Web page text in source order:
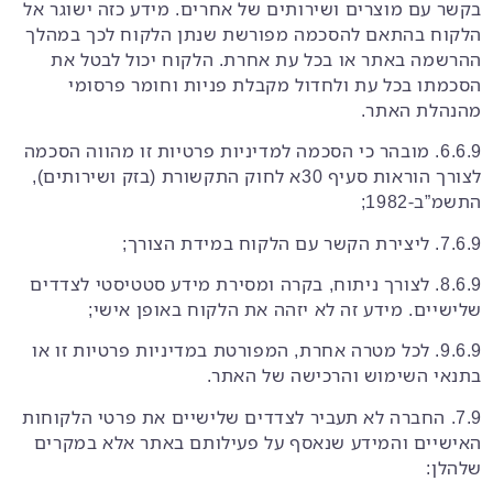
בקשר עם מוצרים ושירותים של אחרים. מידע כזה ישוגר אל
הלקוח בהתאם להסכמה מפורשת שנתן הלקוח לכך במהלך
ההרשמה באתר או בכל עת אחרת. הלקוח יכול לבטל את
הסכמתו בכל עת ולחדול מקבלת פניות וחומר פרסומי
מהנהלת האתר.
6.6.9. מובהר כי הסכמה למדיניות פרטיות זו מהווה הסכמה
לצורך הוראות סעיף 30א לחוק התקשורת (בזק ושירותים),
התשמ”ב-1982;
7.6.9. ליצירת הקשר עם הלקוח במידת הצורך;
8.6.9. לצורך ניתוח, בקרה ומסירת מידע סטטיסטי לצדדים
שלישיים. מידע זה לא יזהה את הלקוח באופן אישי;
9.6.9. לכל מטרה אחרת, המפורטת במדיניות פרטיות זו או
בתנאי השימוש והרכישה של האתר.
7.9. החברה לא תעביר לצדדים שלישיים את פרטי הלקוחות
האישיים והמידע שנאסף על פעילותם באתר אלא במקרים
שלהלן: